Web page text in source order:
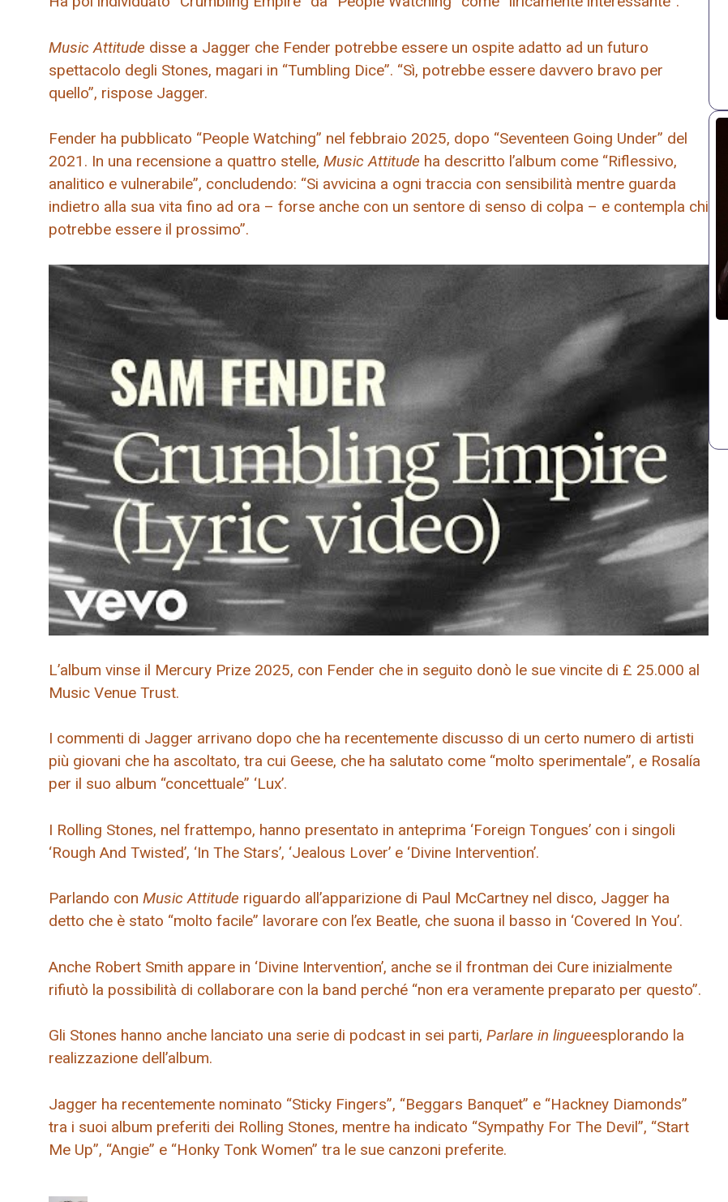
Music Attitude disse a Jagger che Fender potrebbe essere un ospite adatto ad un futuro
spettacolo degli Stones, magari in “Tumbling Dice”. “Sì, potrebbe essere davvero bravo per
quello”, rispose Jagger.
Fender ha pubblicato “People Watching” nel febbraio 2025, dopo “Seventeen Going Under” del
2021. In una recensione a quattro stelle, Music Attitude ha descritto l’album come “Riflessivo,
analitico e vulnerabile”, concludendo: “Si avvicina a ogni traccia con sensibilità mentre guarda
indietro alla sua vita fino ad ora – forse anche con un sentore di senso di colpa – e contempla chi
potrebbe essere il prossimo”.
L’album vinse il Mercury Prize 2025, con Fender che in seguito donò le sue vincite di £ 25.000 al
Music Venue Trust.
I commenti di Jagger arrivano dopo che ha recentemente discusso di un certo numero di artisti
più giovani che ha ascoltato, tra cui Geese, che ha salutato come “molto sperimentale”, e Rosalía
per il suo album “concettuale” ‘Lux’.
I Rolling Stones, nel frattempo, hanno presentato in anteprima ‘Foreign Tongues’ con i singoli
‘Rough And Twisted’, ‘In The Stars’, ‘Jealous Lover’ e ‘Divine Intervention’.
Parlando con Music Attitude riguardo all’apparizione di Paul McCartney nel disco, Jagger ha
detto che è stato “molto facile” lavorare con l’ex Beatle, che suona il basso in ‘Covered In You’.
Anche Robert Smith appare in ‘Divine Intervention’, anche se il frontman dei Cure inizialmente
rifiutò la possibilità di collaborare con la band perché “non era veramente preparato per questo”.
Gli Stones hanno anche lanciato una serie di podcast in sei parti, Parlare in lingueesplorando la
realizzazione dell’album.
Jagger ha recentemente nominato “Sticky Fingers”, “Beggars Banquet” e “Hackney Diamonds”
tra i suoi album preferiti dei Rolling Stones, mentre ha indicato “Sympathy For The Devil”, “Start
Me Up”, “Angie” e “Honky Tonk Women” tra le sue canzoni preferite.